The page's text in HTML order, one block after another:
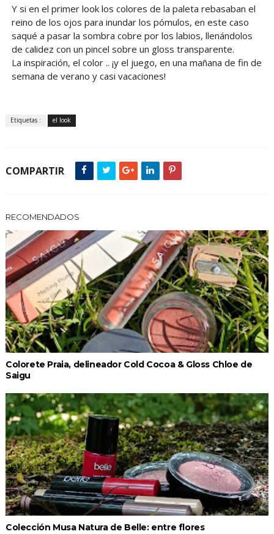
Y si en el primer look los colores de la paleta rebasaban el
reino de los ojos para inundar los pómulos, en este caso
saqué a pasar la sombra cobre por los labios, llenándolos
de calidez con un pincel sobre un gloss transparente.
La inspiración, el color .. ¡y el juego, en una mañana de fin de
semana de verano y casi vacaciones!
Etiquetas : el look
COMPARTIR
RECOMENDADOS
Colorete Praia, delineador Cold Cocoa & Gloss Chloe de
Saigu
Colección Musa Natura de Belle: entre flores